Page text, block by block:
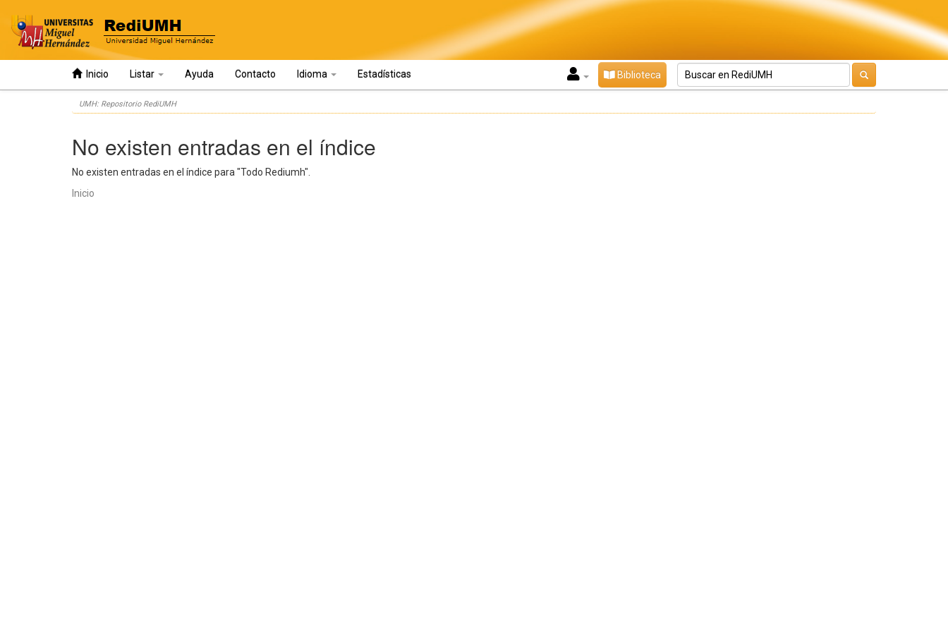
Inicio Listar Ayuda Contacto Idioma Estadísticas Biblioteca
UMH: Repositorio RediUMH
No existen entradas en el índice
No existen entradas en el índice para "Todo Rediumh".
Inicio